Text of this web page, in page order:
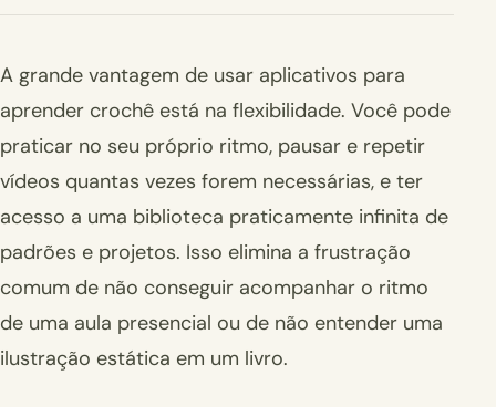
A grande vantagem de usar aplicativos para
aprender crochê está na flexibilidade. Você pode
praticar no seu próprio ritmo, pausar e repetir
vídeos quantas vezes forem necessárias, e ter
acesso a uma biblioteca praticamente infinita de
padrões e projetos. Isso elimina a frustração
comum de não conseguir acompanhar o ritmo
de uma aula presencial ou de não entender uma
ilustração estática em um livro.